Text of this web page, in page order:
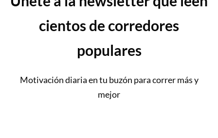
cientos de corredores
populares
Motivación diaria en tu buzón para correr más y
mejor